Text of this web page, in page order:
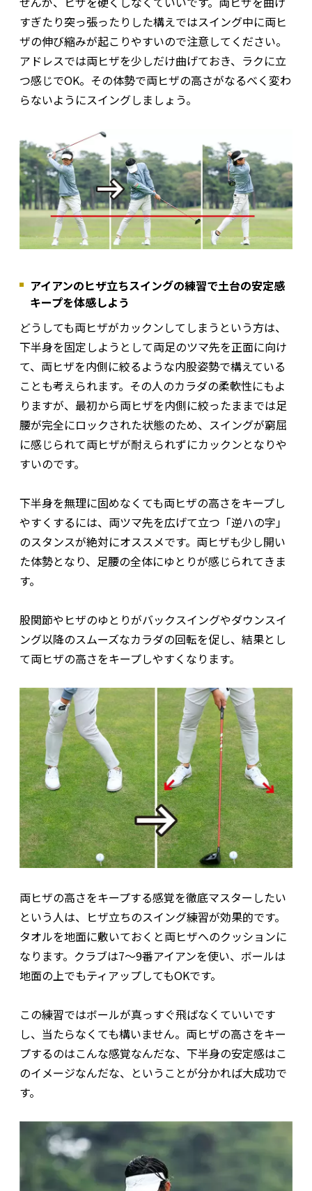
すぎたり突っ張ったりした構えではスイング中に両ヒ
ザの伸び縮みが起こりやすいので注意してください。
アドレスでは両ヒザを少しだけ曲げておき、ラクに立
つ感じでOK。その体勢で両ヒザの高さがなるべく変わ
らないようにスイングしましょう。
アイアンのヒザ立ちスイングの練習で土台の安定感
キープを体感しよう
どうしても両ヒザがカックンしてしまうという方は、
下半身を固定しようとして両足のツマ先を正面に向け
て、両ヒザを内側に絞るような内股姿勢で構えている
ことも考えられます。その人のカラダの柔軟性にもよ
りますが、最初から両ヒザを内側に絞ったままでは足
腰が完全にロックされた状態のため、スイングが窮屈
に感じられて両ヒザが耐えられずにカックンとなりや
すいのです。
下半身を無理に固めなくても両ヒザの高さをキープし
やすくするには、両ツマ先を広げて立つ「逆ハの字」
のスタンスが絶対にオススメです。両ヒザも少し開い
た体勢となり、足腰の全体にゆとりが感じられてきま
す。
股関節やヒザのゆとりがバックスイングやダウンスイ
ング以降のスムーズなカラダの回転を促し、結果とし
て両ヒザの高さをキープしやすくなります。
両ヒザの高さをキープする感覚を徹底マスターしたい
という人は、ヒザ立ちのスイング練習が効果的です。
タオルを地面に敷いておくと両ヒザへのクッションに
なります。クラブは7～9番アイアンを使い、ボールは
地面の上でもティアップしてもOKです。
この練習ではボールが真っすぐ飛ばなくていいです
し、当たらなくても構いません。両ヒザの高さをキー
プするのはこんな感覚なんだな、下半身の安定感はこ
のイメージなんだな、ということが分かれば大成功で
す。